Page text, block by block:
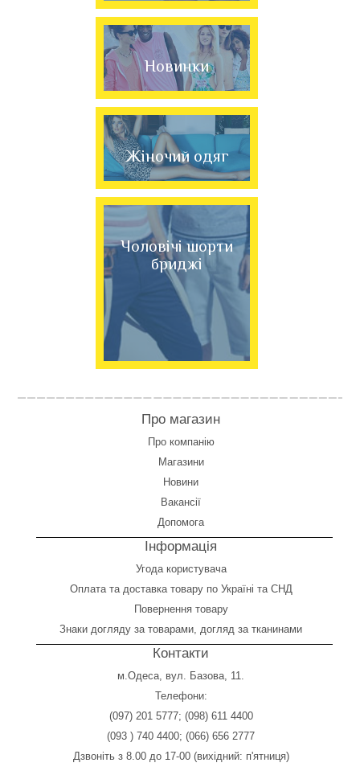
Новинки
Жіночий одяг
Чоловічі шорти
бриджі
Про магазин
Про компанію
Магазини
Новини
Вакансії
Допомога
Інформація
Угода користувача
Оплата та доставка товару по Україні та СНД
Повернення товару
Знаки догляду за товарами, догляд за тканинами
Контакти
м.Одеса, вул. Базова, 11.
Телефони:
(097) 201 5777; (098) 611 4400
(093 ) 740 4400; (066) 656 2777
Дзвоніть з 8.00 до 17-00 (вихідний: п'ятниця)